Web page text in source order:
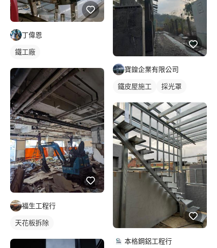
丁偉恩
鐵工廠
福生工程行
天花板拆除
寶鍠企業有限公司
鐵皮屋施工 採光罩
本格鋼鋁工程行